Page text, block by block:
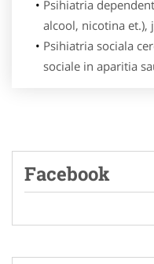
Psihiatria
alcool, nicotina et.),
Psihiatria sociala
sociale in aparitia
Facebook